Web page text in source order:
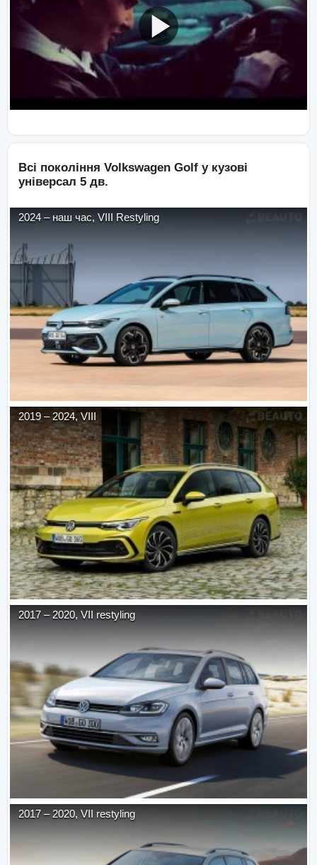
Всі покоління Volkswagen Golf у кузові
універсал 5 дв.
2024 – наш час, VIII Restyling
2019 –2024,VIII
2017 – 2020, VII restyling
2017 – 2020, VII restyling